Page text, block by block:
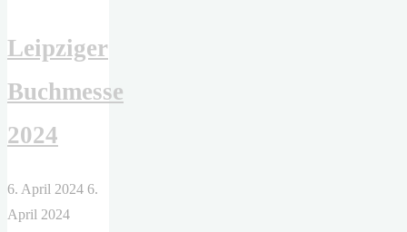
YEAH,
YEAH?
die
Leipziger
Buchmesse
2024
6. April 2024 6.
April 2024